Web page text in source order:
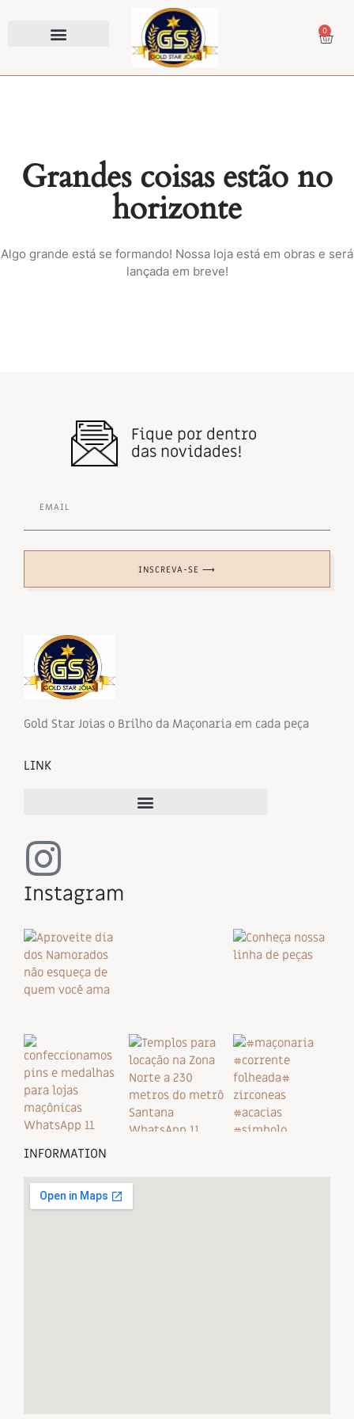
0
Grandes coisas estão no
horizonte
Algo grande está se formando! Nossa loja está em obras e será
lançada em breve!
Fique por dentro
das novidades!
INSCREVA-SE ⟶
Gold Star Joias o Brilho da Maçonaria em cada peça
LINK
Instagram
INFORMATION